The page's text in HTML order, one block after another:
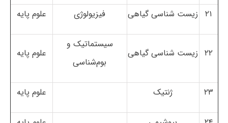
۲۱ زیست شناسی گیاهی فیزیولوژی علوم پایه
۲۲ زیست شناسی گیاهی
سیستماتیک و
بوم‌شناسی
علوم پایه
۲۳ ژنتیک علوم پایه